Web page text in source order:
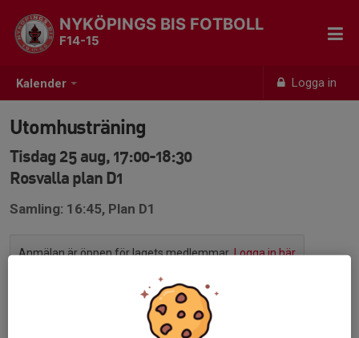
Kalender Logga in
NYKÖPINGS BIS FOTBOLL
F14-15
Utomhusträning
Tisdag 25 aug, 17:00-18:30
Rosvalla plan D1
Samling: 16:45, Plan D1
Anmälan är öppen för lagets medlemmar.Logga in här